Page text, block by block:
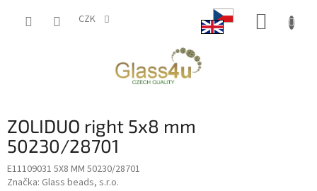
CZK
ZOLIDUO right 5x8 mm
50230/28701
E11109031 5X8 MM 50230/28701
Značka: Glass beads, s.r.o.